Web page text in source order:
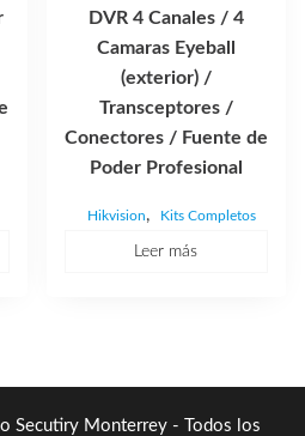
DVR 4 Canales / 4
Camaras Eyeball
(exterior) /
Transceptores /
Conectores / Fuente de
Poder Profesional
Hikvision, Kits Completos
Leer más
Secutiry Monterrey - Todos los